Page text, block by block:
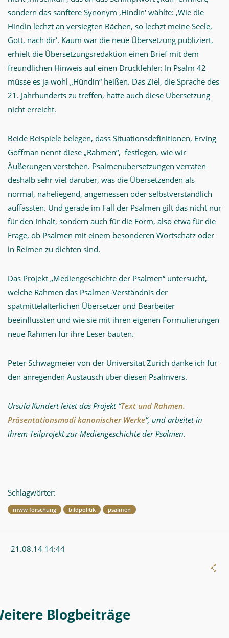
sondern das sanftere Synonym ‚Hindin‘ wählte: ‚Wie die
Hindin lechzt an versiegten Bächen, so lechzt meine Seele,
Gott, nach dir‘. Kaum war die neue Übersetzung publiziert,
erhielt die Übersetzungsredaktion einen Brief mit dem
freundlichen Hinweis auf einen Druckfehler: In Psalm 42
müsse es ja wohl „Hündin“ heißen. Das Ziel, die Sprache des
21. Jahrhunderts zu treffen, hatte auch diese Übersetzung
nicht erreicht.
Beide Beispiele belegen, dass Situationsdefinitionen, Erving
Goffman nennt diese „Rahmen“, festlegen, wie wir
Äußerungen verstehen. Psalmenübersetzungen verraten
deshalb sehr viel darüber, was die Übersetzenden als
normal, naheliegend, angemessen oder selbstverständlich
auffassten. Und gerade im Fall der Psalmen gilt das nicht nur
für den Inhalt, sondern auch für die Form, also etwa für die
Frage, ob Psalmen mit einem besonderen Wortschatz oder
in Reimen zu dichten sind.
Das Projekt „Mediengeschichte der Psalmen“ untersucht,
welche Rahmen das Psalmen-Verständnis der
spätmittelalterlichen Übersetzer und Bearbeiter
beeinflussten und wie sie mit ihren eigenen Formulierungen
neue Rahmen für ihre Leser bauten.
Peter Schwagmeier von der Universität Zürich danke ich für
den anregenden Austausch über diesen Psalmvers.
Ursula Kundert leitet das Projekt “Text und Rahmen.
Präsentationsmodi kanonischer Werke”, und arbeitet in
ihrem Teilprojekt zur Mediengeschichte der Psalmen.
Schlagwörter:
mww forschung bildpolitik psalmen
21.08.14 14:44
Weitere Blogeintrag